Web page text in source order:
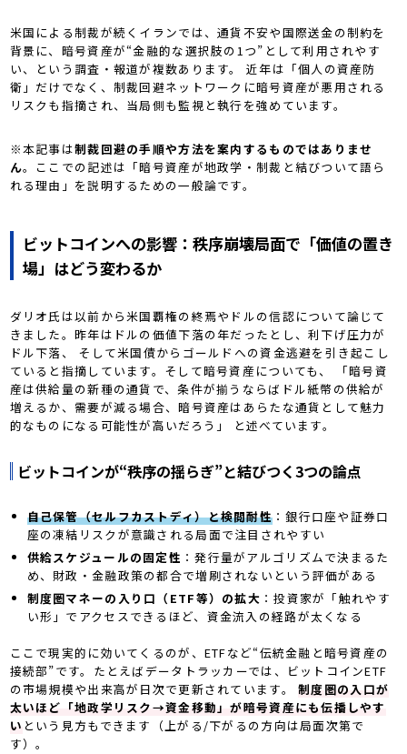
米国による制裁が続くイランでは、通貨不安や国際送金の制約を
背景に、暗号資産が“金融的な選択肢の1つ”として利用されやす
い、という調査・報道が複数あります。 近年は「個人の資産防
衛」だけでなく、制裁回避ネットワークに暗号資産が悪用される
リスクも指摘され、当局側も監視と執行を強めています。
※本記事は制裁回避の手順や方法を案内するものではありませ
ん。ここでの記述は「暗号資産が地政学・制裁と結びついて語ら
れる理由」を説明するための一般論です。
ビットコインへの影響：秩序崩壊局面で「価値の置き
場」はどう変わるか
ダリオ氏は以前から米国覇権の終焉やドルの信認について論じて
きました。昨年はドルの価値下落の年だったとし、利下げ圧力が
ドル下落、 そして米国債からゴールドへの資金逃避を引き起こし
ていると指摘しています。そして暗号資産についても、 「暗号資
産は供給量の新種の通貨で、条件が揃うならばドル紙幣の供給が
増えるか、需要が減る場合、暗号資産はあらたな通貨として魅力
的なものになる可能性が高いだろう」 と述べています。
ビットコインが“秩序の揺らぎ”と結びつく3つの論点
自己保管（セルフカストディ）と検閲耐性：銀行口座や証券口
座の凍結リスクが意識される局面で注目されやすい
供給スケジュールの固定性 ：発行量がアルゴリズムで決まるた
め、財政・金融政策の都合で増刷されないという評価がある
制度圏マネーの入り口（ETF等）の拡大 ：投資家が「触れやす
い形」でアクセスできるほど、資金流入の経路が太くなる
ここで現実的に効いてくるのが、ETFなど“伝統金融と暗号資産の
接続部”です。たとえばデータトラッカーでは、ビットコインETF
の市場規模や出来高が日次で更新されています。制度圏の入口が
太いほど「地政学リスク→資金移動」が暗号資産にも伝播しやす
い という見方もできます（上がる/下がるの方向は局面次第で
す）。